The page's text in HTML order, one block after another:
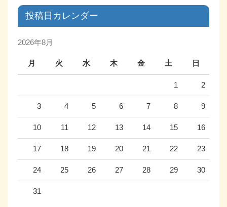
投稿日カレンダー
2026年8月
月 火 水 木 金 土 日
1 2
3 4 5 6 7 8 9
10 11 12 13 14 15 16
17 18 19 20 21 22 23
24 25 26 27 28 29 30
31